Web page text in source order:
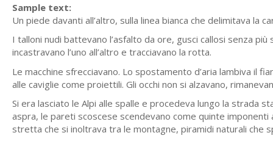
Sample text:
Un piede davanti all’altro, sulla linea bianca che delimitava la
I talloni nudi battevano l’asfalto da ore, gusci callosi senza
incastravano l’uno all’altro e tracciavano la rotta.
Le macchine sfrecciavano. Lo spostamento d’aria lambiva il
alle caviglie come proiettili. Gli occhi non si alzavano,
Si era lasciato le Alpi alle spalle e procedeva lungo la strada
aspra, le pareti scoscese scendevano come quinte
stretta che si inoltrava tra le montagne, piramidi naturali che